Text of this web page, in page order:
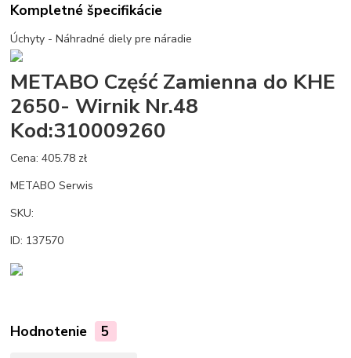
Kompletné špecifikácie
Úchyty - Náhradné diely pre náradie
METABO Część Zamienna do KHE
2650- Wirnik Nr.48
Kod:310009260
Cena: 405.78 zł
METABO Serwis
SKU:
ID: 137570
Hodnotenie 5